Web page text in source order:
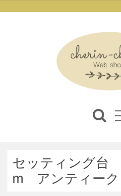
セッティング台
m アンティーク